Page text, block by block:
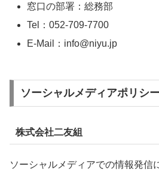
窓口の部署：総務部
Tel：052-709-7700
E-Mail：info@niyu.jp
ソーシャルメディアポリシ
株式会社二友組
ソーシャルメディアでの情報発信